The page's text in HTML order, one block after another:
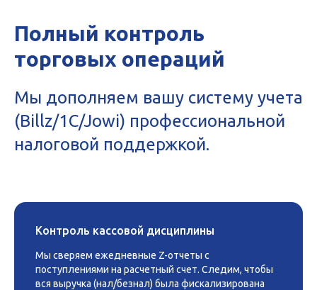
Полный контроль
торговых операций
Мы дополняем вашу систему учета
(Billz/1C/Jowi) профессиональной
налоговой поддержкой.
Контроль кассовой дисциплины
Мы сверяем ежедневные Z-отчеты с
поступлениями на расчетный счет. Следим, чтобы
вся выручка (нал/безнал) была фискализирована